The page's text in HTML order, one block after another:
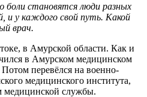
боли становятся люди разных
и у каждого свой путь. Какой
врач.
в Амурской области. Как и
в Амурском медицинском
перевёлся на военно-
медицинского института,
медицинской службы.